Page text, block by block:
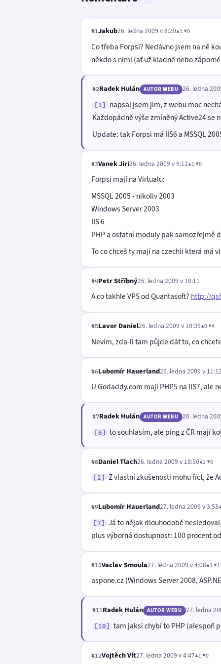
#1Jakub26. ledna 2009 v 8:20▲1 ▼0
Co třeba Forpsi? Nedávno jsem na ně
někdo s nimi (ať už kladné nebo
#2Radek Hulán AUTOR WEBU 26. ledna
[1]
napsal jsem jim, z webu moc
Každopádně výše zmíněný Active24 se
Update: tak Forpsi má IIS6 a MSSQL
#3Vanek Jiri26. ledna 2009 v 9:12▲1 ▼0
Forpsi mají na Virtualu:
MSSQL 2005 - nikoliv 2003
Windows Server 2003
IIS 6
PHP a ostatní moduly pak samozřejmě
To co chceš ty mají na czechii která má
#4Petr Stříbný26. ledna 2009 v 10:11
A co takhle VPS od Quantasoft? http://
#5Lavor Daniel26. ledna 2009 v 10:39▲0 ▼4
Nevím, zda-li tam půjde dát to, co
#6Lubomír Hauerland26. ledna 2009 v
U Godaddy.com mají PHP5 na IIS7, ale
#7Radek Hulán AUTOR WEBU 26. ledna
[6] to souhlasím, ale ping z ČR mají
#8Daniel Tlach26. ledna 2009 v 18:50▲2 ▼6
[2] Z vlastní zkušenosti mohu říct, že
#9Lubomír Hauerland27. ledna 2009 v 3:53
[7]
Já to nějak dlouhodobě
plus výborná dostupnost: 100 procent
#10Vaclav Smoula27. ledna 2009 v 4:08▲1 ▼1
aspone.cz (Windows Server 2008,
#11Radek Hulán AUTOR WEBU 27. ledna
[10] tam jaksi chybí to PHP (alespoň
#12Vojtěch Vít27. ledna 2009 v 4:47▲1 ▼0